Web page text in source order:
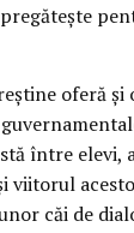
oferă și
între elevi,
viitorul
căi de